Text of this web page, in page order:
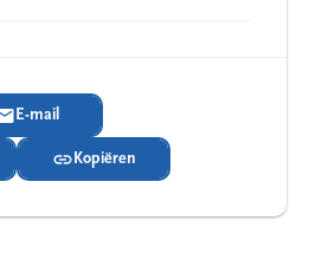
E-mail
Kopiëren